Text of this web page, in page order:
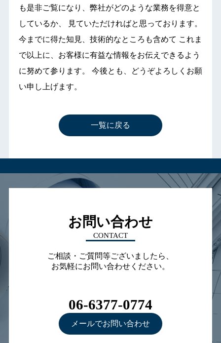
も是非ご覧になり、弊社がどのような業務を得意と
しているか、 見ていただければと思っております。
今までに得た知見、技術的なところも含めて これま
で以上に、お客様に有益な情報をお伝えできるよう
に努めて参ります。 今後とも、どうぞよろしくお願
い申し上げます。
一覧に戻る
お問い合わせ
CONTACT
ご相談・ご質問等ございましたら、
お気軽にお問い合わせください。
06-6377-0774
メールでお問い合わせ